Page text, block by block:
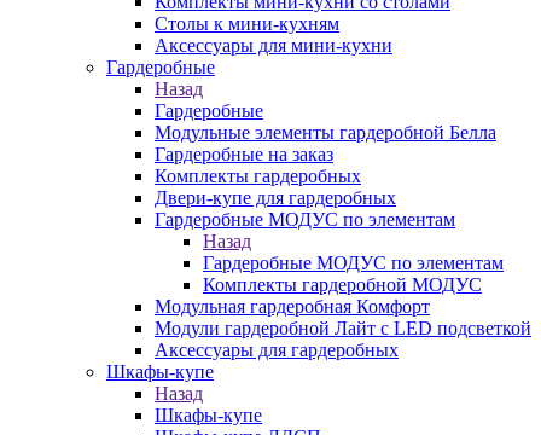
Столы к мини-кухням
Аксессуары для мини-кухни
Гардеробные
Назад
Гардеробные
Модульные элементы гардеробной Белла
Гардеробные на заказ
Комплекты гардеробных
Двери-купе для гардеробных
Гардеробные МОДУС по элементам
Назад
Гардеробные МОДУС по элементам
Комплекты гардеробной МОДУС
Модульная гардеробная Комфорт
Модули гардеробной Лайт с LED подсветкой
Аксессуары для гардеробных
Шкафы-купе
Назад
Шкафы-купе